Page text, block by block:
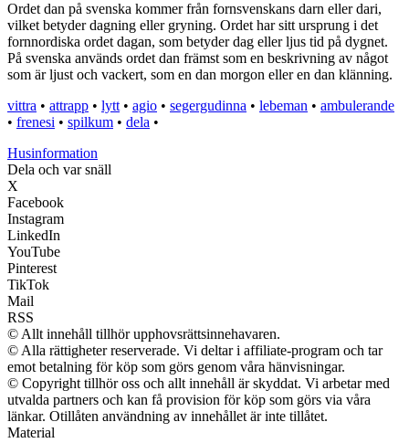
Ordet dan på svenska kommer från fornsvenskans darn eller dari,
vilket betyder dagning eller gryning. Ordet har sitt ursprung i det
fornnordiska ordet dagan, som betyder dag eller ljus tid på dygnet.
På svenska används ordet dan främst som en beskrivning av något
som är ljust och vackert, som en dan morgon eller en dan klänning.
vittra • attrapp • lytt • agio • segergudinna • lebeman • ambulerande
• frenesi • spilkum • dela •
Husinformation
Dela och var snäll
X
Facebook
Instagram
LinkedIn
YouTube
Pinterest
TikTok
Mail
RSS
© Allt innehåll tillhör upphovsrättsinnehavaren.
© Alla rättigheter reserverade. Vi deltar i affiliate-program och tar
emot betalning för köp som görs genom våra hänvisningar.
© Copyright tillhör oss och allt innehåll är skyddat. Vi arbetar med
utvalda partners och kan få provision för köp som görs via våra
länkar. Otillåten användning av innehållet är inte tillåtet.
Material